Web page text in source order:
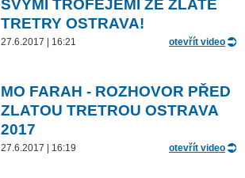
SVÝMI TROFEJEMI ZE ZLATÉ
TRETRY OSTRAVA!
27.6.2017 | 16:21 otevřít video
MO FARAH - ROZHOVOR PŘED
ZLATOU TRETROU OSTRAVA
2017
27.6.2017 | 16:19 otevřít video